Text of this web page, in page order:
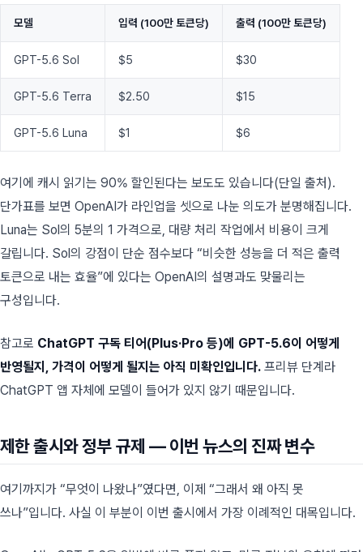
모델 입력 (100만 토큰당) 출력 (100만 토큰당)
GPT-5.6 Sol $5 $30
GPT-5.6 Terra $2.50 $15
GPT-5.6 Luna $1 $6
여기에 캐시 읽기는 90% 할인된다는 보도도 있습니다(단일 출처).
단가표를 보면 OpenAI가 라인업을 셋으로 나눈 의도가 분명해집니다.
Luna는 Sol의 5분의 1 가격으로, 대량 처리 작업에서 비용이 크게
갈립니다. Sol의 강점이 단순 점수보다 “비슷한 성능을 더 적은 출력
토큰으로 내는 효율”에 있다는 OpenAI의 설명과도 맞물리는
구성입니다.
참고로 ChatGPT 구독 티어(Plus·Pro 등)에 GPT-5.6이 어떻게
반영될지, 가격이 어떻게 될지는 아직 미확인입니다. 프리뷰 단계라
ChatGPT 앱 자체에 모델이 들어가 있지 않기 때문입니다.
제한 출시와 정부 규제 — 이번 뉴스의 진짜 변수
여기까지가 “무엇이 나왔나”였다면, 이제 “그래서 왜 아직 못
쓰나”입니다. 사실 이 부분이 이번 출시에서 가장 이례적인 대목입니다.